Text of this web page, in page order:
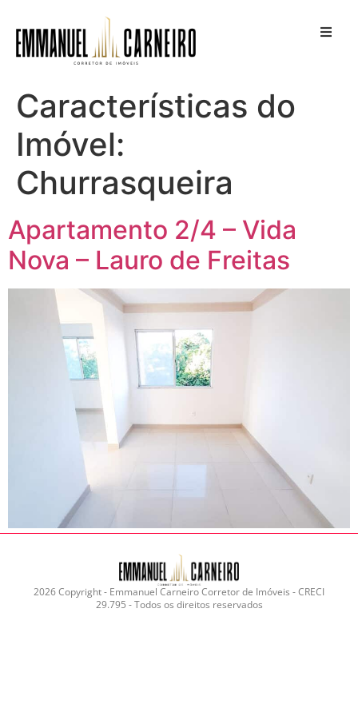
Características do
Imóvel:
Churrasqueira
Apartamento 2/4 – Vida
Nova – Lauro de Freitas
2026 Copyright - Emmanuel Carneiro Corretor de Imóveis - CRECI
29.795 - Todos os direitos reservados